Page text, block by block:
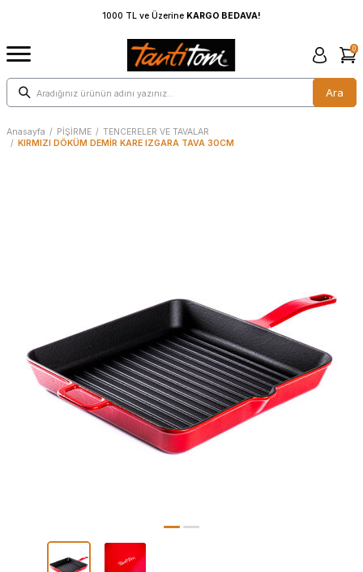
1000 TL ve ÜzerineKARGO BEDAVA!
Ara
0
Anasayfa / PİŞİRME / TENCERELER VE TAVALAR
/ KIRMIZI DÖKÜM DEMİR KARE IZGARA TAVA 30CM